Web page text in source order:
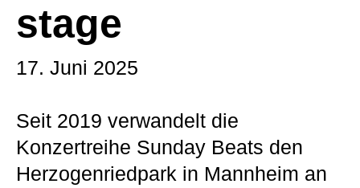
stage
17. Juni 2025
Seit 2019 verwandelt die
Konzertreihe Sunday Beats den
Herzogenriedpark in Mannheim an